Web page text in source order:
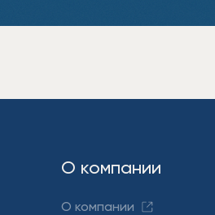
О компании
О компании